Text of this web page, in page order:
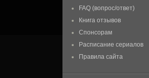
FAQ (вопрос/ответ)
Книга отзывов
Спонсорам
Расписание сериалов
Правила сайта